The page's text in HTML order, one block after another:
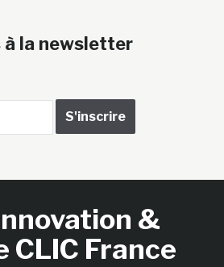
à la newsletter
&
CLIC France